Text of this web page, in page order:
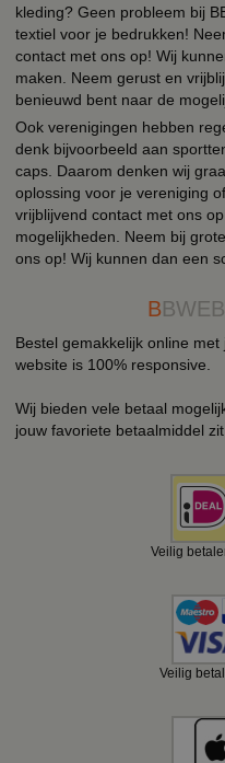
kleding? Geen probleem bij
textiel voor je bedrukken!
contact met ons op! Wij
maken. Neem gerust en
benieuwd bent naar de
Ook verenigingen hebben
denk bijvoorbeeld aan
caps. Daarom denken wij
oplossing voor je vereniging
vrijblijvend contact met ons
mogelijkheden. Neem bij
ons op! Wij kunnen dan een
B
Bestel gemakkelijk online
website is 100% responsive.
Wij bieden vele betaal
jouw favoriete betaalmiddel
Veilig
Veilig